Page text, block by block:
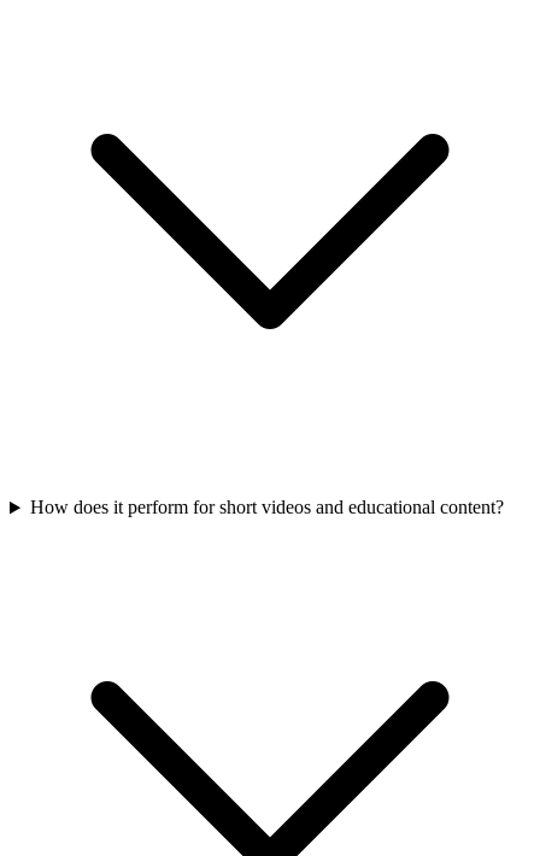
How does it perform for short videos and educational content?